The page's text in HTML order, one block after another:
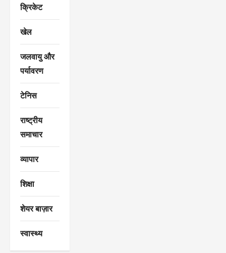
क्रिकेट
खेल
जलवायु और
पर्यावरण
टेनिस
राष्ट्रीय
समाचार
व्यापार
शिक्षा
शेयर बाज़ार
स्वास्थ्य